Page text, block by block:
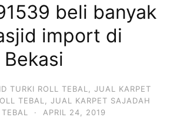
beli banyak
import di
TURKI ROLL TEBAL
JUAL KARPET
TEBAL
JUAL KARPET SAJADAH
· APRIL 24, 2019